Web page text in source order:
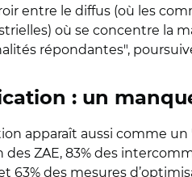
entre le diffus (où les
où se concentre la
répondantes",
: un
apparaît aussi comme
des ZAE, 83% des
63% des mesures